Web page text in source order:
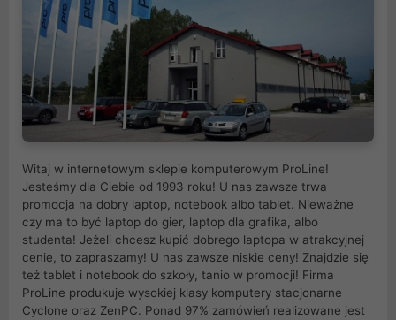
Witaj w internetowym sklepie komputerowym ProLine!
Jesteśmy dla Ciebie od 1993 roku! U nas zawsze trwa
promocja na dobry laptop, notebook albo tablet. Nieważne
czy ma to być laptop do gier, laptop dla grafika, albo
studenta! Jeżeli chcesz kupić dobrego laptopa w atrakcyjnej
cenie, to zapraszamy! U nas zawsze niskie ceny! Znajdzie się
też tablet i notebook do szkoły, tanio w promocji! Firma
ProLine produkuje wysokiej klasy komputery stacjonarne
Cyclone oraz ZenPC. Ponad 97% zamówień realizowane jest